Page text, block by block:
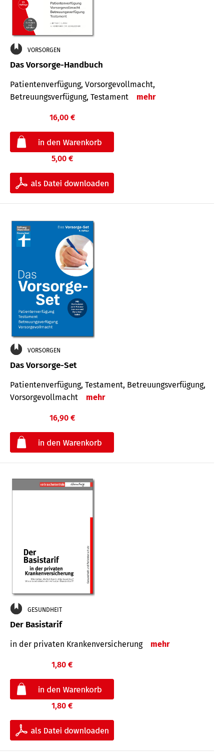
VORSORGEN
Das Vorsorge-Handbuch
Patientenverfügung, Vorsorgevollmacht,
Betreuungsverfügung, Testament
mehr
16,00 €
5,00 €
VORSORGEN
Das Vorsorge-Set
Patienten­ver­fügung, Testa­ment, Be­treuungs­verfü­gung,
Vor­sorge­voll­macht
mehr
16,90 €
GESUNDHEIT
Der Basistarif
in der privaten Kran­ken­ver­siche­rung mehr
1,80 €
1,80 €